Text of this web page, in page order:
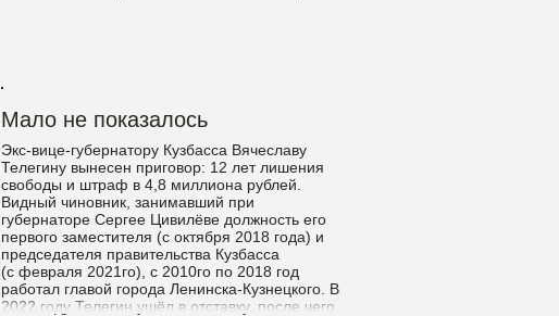
Мало не показалось
Экс-вице-губернатору Кузбасса Вячеславу
Телегину вынесен приговор: 12 лет лишения
свободы и штраф в 4,8 миллиона рублей.
Видный чиновник, занимавший при
губернаторе Сергее Цивилёве должность его
первого заместителя (с октября 2018 года) и
председателя правительства Кузбасса
(с февраля 2021го), с 2010го по 2018 год
работал главой города Ленинска-Кузнецкого. В
2022 году Телегин ушёл в отставку, после чего